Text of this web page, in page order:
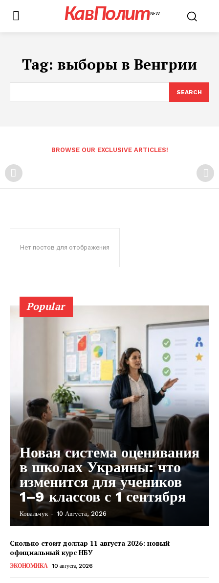
КавПолитNEW
Tag: выборы в Венгрии
SEARCH
BROWSE OUR EXCLUSIVE ARTICLES!
Нет постов для отображения
Popular
Новая система оценивания
в школах Украины: что
изменится для учеников
1–9 классов с 1 сентября
Ковальчук - 10 Августа, 2026
Сколько стоит доллар 11 августа 2026: новый
официальный курс НБУ
ЭКОНОМИКА 10 августа, 2026